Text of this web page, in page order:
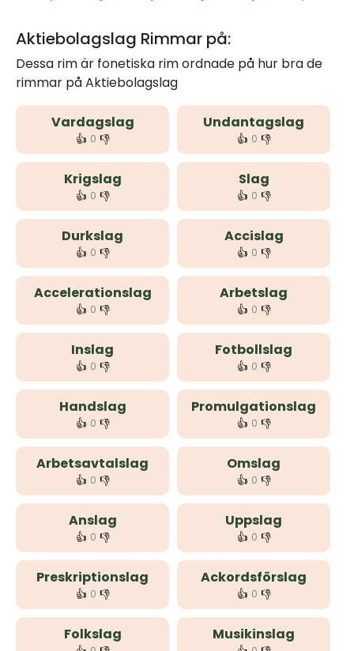
Aktiebolagslag Rimmar på:
Dessa rim är fonetiska rim ordnade på hur bra de
rimmar på Aktiebolagslag
Vardagslag
👍 0 👎
Undantagslag
👍 0 👎
Krigslag
👍 0 👎
Slag
👍 0 👎
Durkslag
👍 0 👎
Accislag
👍 0 👎
Accelerationslag
👍 0 👎
Arbetslag
👍 0 👎
Inslag
👍 0 👎
Fotbollslag
👍 0 👎
Handslag
👍 0 👎
Promulgationslag
👍 0 👎
Arbetsavtalslag
👍 0 👎
Omslag
👍 0 👎
Anslag
👍 0 👎
Uppslag
👍 0 👎
Preskriptionslag
👍 0 👎
Ackordsförslag
👍 0 👎
Folkslag Musikinslag